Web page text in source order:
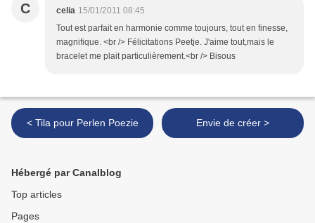
C celia 15/01/2011 08:45
Tout est parfait en harmonie comme toujours, tout en finesse,
magnifique. <br /> Félicitations Peetje. J'aime tout,mais le
bracelet me plait particulièrement.<br /> Bisous
< Tila pour Perlen Poezie Envie de créer >
Hébergé par Canalblog
Top articles
Pages